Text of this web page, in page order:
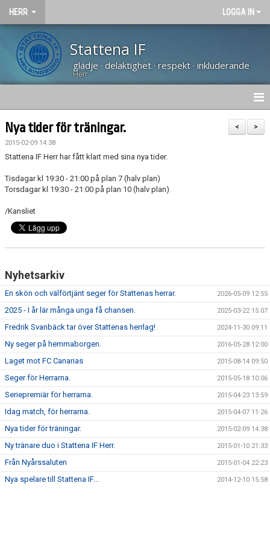
HERR LOGGA IN
Stattena IF
glädje · delaktighet · respekt · inkluderande
Herr
NYHETER
HEM
KALENDER
BILDGALLERI
DOKUMENT
KONTAKT
>
<
Nya tider för träningar.
2015-02-09 14:38
Stattena IF Herr har fått klart med sina nya tider.
Tisdagar kl 19:30 - 21:00 på plan 7 (halv plan)
Torsdagar kl 19:30 - 21:00 på plan 10 (halv plan)
/Kansliet
Nyhetsarkiv
En skön och välförtjänt seger för Stattenas herrar. 2026-05-09 12:55
2025 - I år lär många unga få chansen. 2025-03-22 15:07
Fredrik Svanbäck tar över Stattenas herrlag! 2024-11-30 09:11
Ny seger på hemmaborgen. 2016-05-28 12:00
Laget mot FC Canarias 2015-08-14 09:50
Seger för Herrarna. 2015-05-18 10:06
Seriepremiär för herrarna. 2015-04-23 13:59
Idag match, för herrarna. 2015-04-07 11:26
Nya tider för träningar. 2015-02-09 14:38
Ny tränare duo i Stattena IF Herr. 2015-01-10 21:33
Från Nyårssaluten 2015-01-04 22:23
Nya spelare till Stattena IF... 2014-12-10 15:58